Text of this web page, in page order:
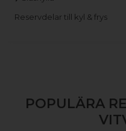
Reservdelar till kyl & frys
POPULÄRA